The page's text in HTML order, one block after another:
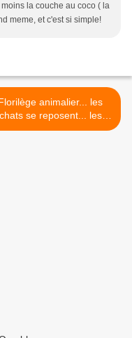
la couche au coco ( la
meme, et c'est si simple!
animalier... les
chats se reposent... les
petits chiens s'en vont >